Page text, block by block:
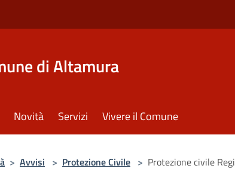
di Altamura
Novità Servizi Vivere il Comune
> Avvisi > Protezione Civile > Protezione civile